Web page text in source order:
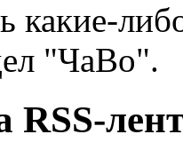
какие-
"ЧаВо".
RSS-